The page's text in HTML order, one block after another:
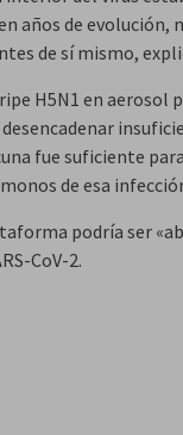
años de evolución,
de sí mismo,
H5N1 en aerosol
fue suficiente
de esa
podría ser
CoV-2.